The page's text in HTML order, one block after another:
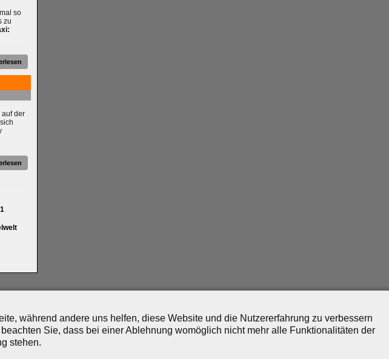
so
zu
auf der
während andere uns helfen, diese Website und die Nutzererfahrung zu verbessern
Sie, dass bei einer Ablehnung womöglich nicht mehr alle Funktionalitäten der
stehen.